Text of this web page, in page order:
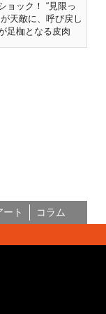
ョック！ “見限っ
天敵に、呼び戻し
足枷となる皮肉
ート コラム